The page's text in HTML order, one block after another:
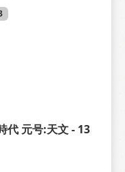
代 元号:天文 - 13